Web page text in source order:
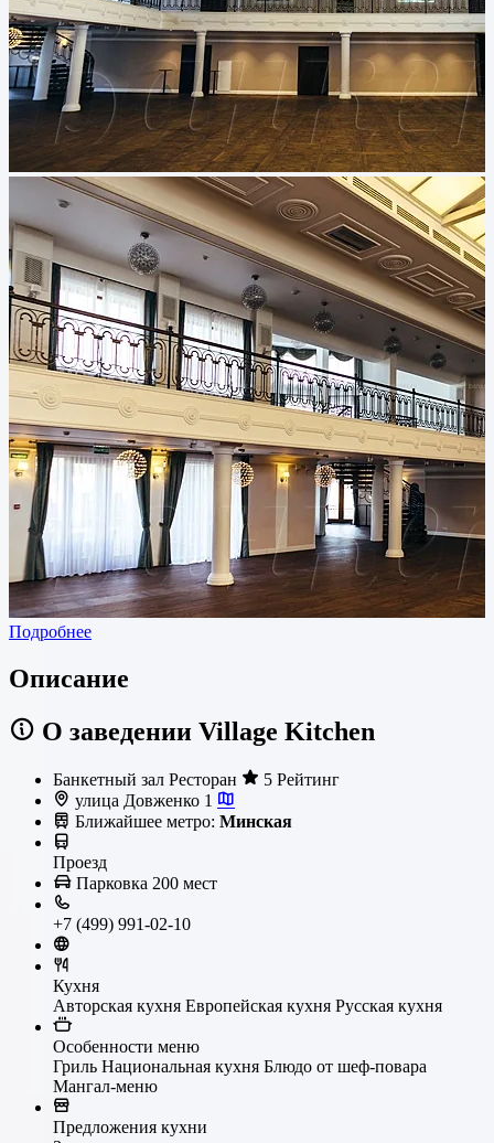
Подробнее
Описание
О заведении Village Kitchen
Банкетный зал Ресторан
5 Рейтинг
улица Довженко 1
Ближайшее метро: Минская
Проезд
Парковка 200 мест
+7 (499) 991-02-10
Кухня
Авторская кухня Европейская кухня Русская кухня
Особенности меню
Гриль Национальная кухня Блюдо от шеф-повара
Мангал-меню
Предложения кухни